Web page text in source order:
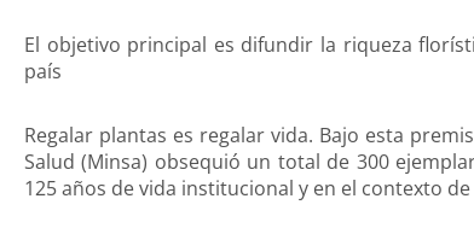
El objetivo principal es difundir la riqueza
país
Regalar plantas es regalar vida. Bajo esta
Salud (Minsa) obsequió un total de 300
125 años de vida institucional y en el contexto